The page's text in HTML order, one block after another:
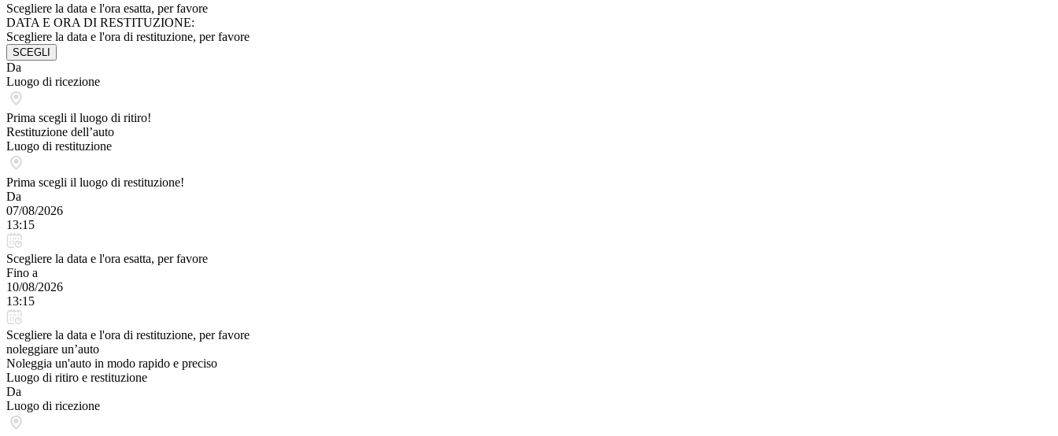
Scegliere la data e l'ora esatta, per favore
DATA E ORA DI RESTITUZIONE:
Scegliere la data e l'ora di restituzione, per favore
SCEGLI
Da
Luogo di ricezione
Prima scegli il luogo di ritiro!
Restituzione dell’auto
Luogo di restituzione
Prima scegli il luogo di restituzione!
Da
07/08/2026
13:15
Scegliere la data e l'ora esatta, per favore
Fino a
10/08/2026
13:15
Scegliere la data e l'ora di restituzione, per favore
noleggiare un’auto
Noleggia un'auto in modo rapido e preciso
Luogo di ritiro e restituzione
Da
Luogo di ricezione